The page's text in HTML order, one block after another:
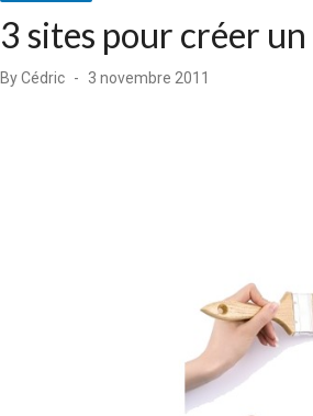
3 sites pour créer
ByCédric
Posted
3 novembre 2011